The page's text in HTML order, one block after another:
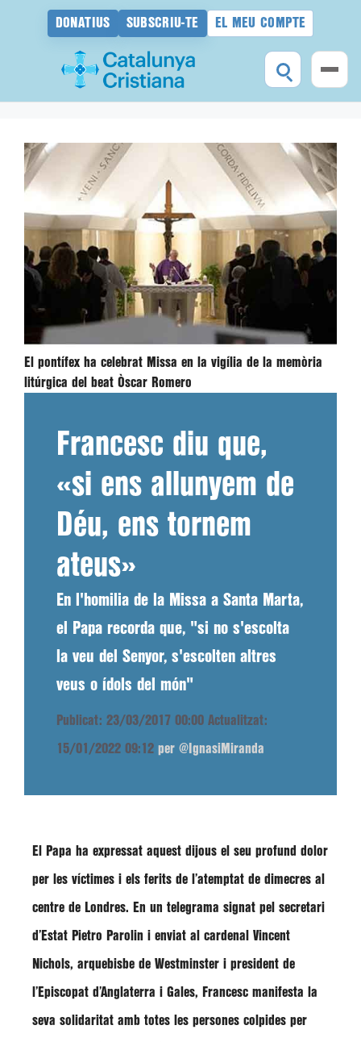
DONATIUS SUBSCRIU-TE EL MEU COMPTE
contingut
El pontífex ha celebrat Missa en la vigília de la memòria
litúrgica del beat Òscar Romero
Francesc diu que,
«si ens allunyem de
Déu, ens tornem
ateus»
En l'homilia de la Missa a Santa Marta,
el Papa recorda que, "si no s'escolta
la veu del Senyor, s'escolten altres
veus o ídols del món"
Publicat: 23/03/2017 00:00 Actualitzat:
15/01/2022 09:12 per @IgnasiMiranda
El Papa ha expressat aquest dijous el seu profund dolor
per les víctimes i els ferits de l’atemptat de dimecres al
centre de Londres. En un telegrama signat pel secretari
d’Estat Pietro Parolin i enviat al cardenal Vincent
Nichols, arquebisbe de Westminster i president de
l’Episcopat d’Anglaterra i Gales, Francesc manifesta la
seva solidaritat amb totes les persones colpides per